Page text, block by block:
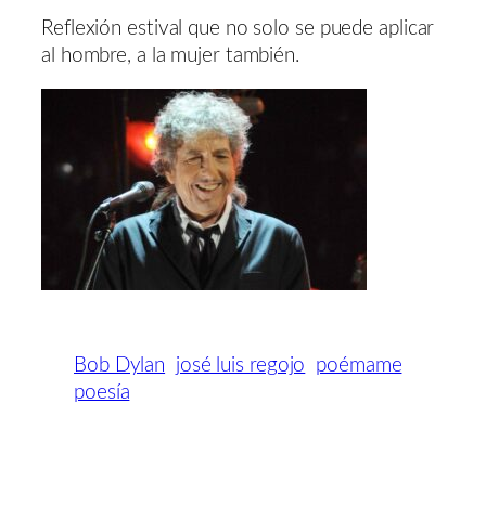
Reflexión estival que no solo se puede aplicar
al hombre, a la mujer también.
Bob Dylan josé luis regojo
poémame
poesía